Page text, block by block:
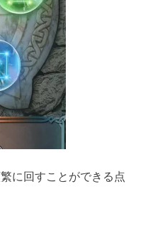
に回すことができる点